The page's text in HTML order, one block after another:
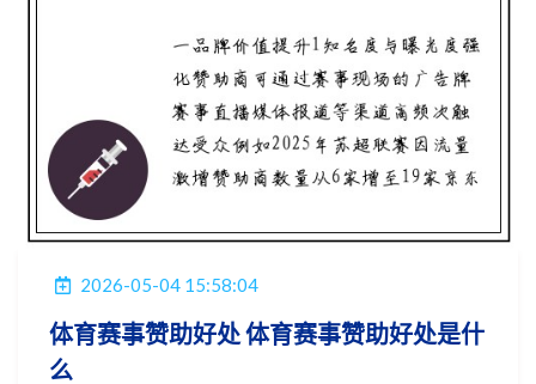
2026-05-04 15:58:04
体育赛事赞助好处 体育赛事赞助好处是什
么